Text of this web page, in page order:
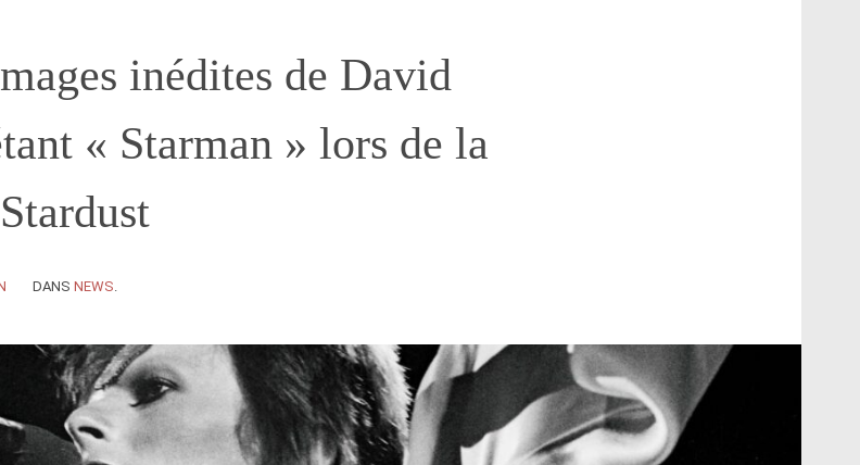
inédites de David
« Starman » lors de la
DANS NEWS